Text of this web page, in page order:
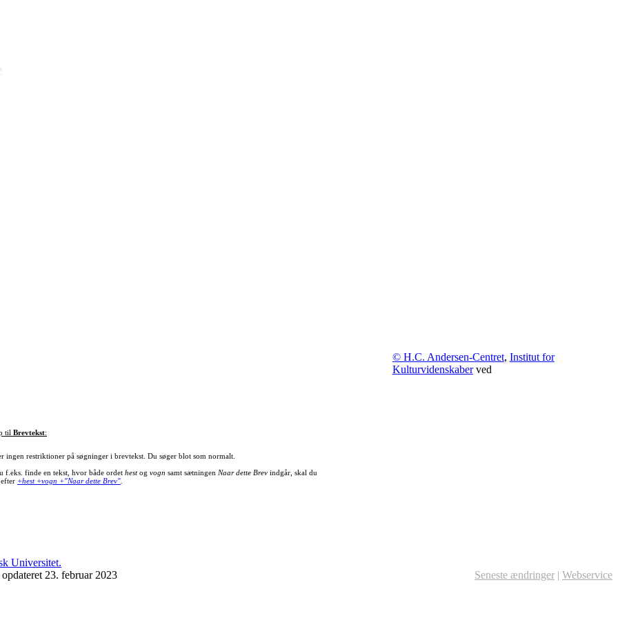
til Brevtekst:
ingen restriktioner på søgninger i brevtekst. Du søger blot som normalt.
f.eks. finde en tekst, hvor både ordet hestog vogn samt sætningen Naar dette Brevindgår, skal du
+hest +vogn +"Naar dette Brev".
© H.C. Andersen-Centret, Institut for
Kulturvidenskaberved
23. februar 2023 Seneste ændringer | Webservice